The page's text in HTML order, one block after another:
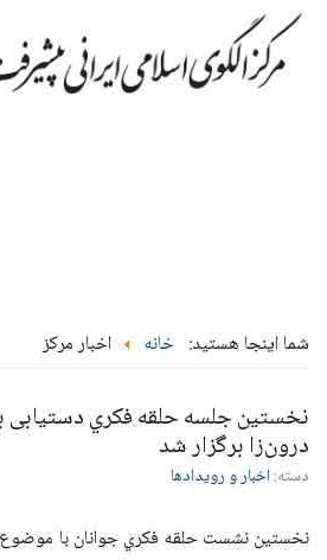
شما اینجا هستید: خانه اخبار مرکز
نخستین جلسه حلقه فكري دستيابی
درون‌زا برگزار شد
دسته:اخبار و رویدادها
نخستین نشست حلقه فكري جوانان با موضوع